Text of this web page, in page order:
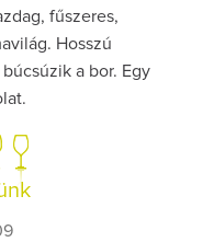
fűszeres,
Hosszú
a bor. Egy